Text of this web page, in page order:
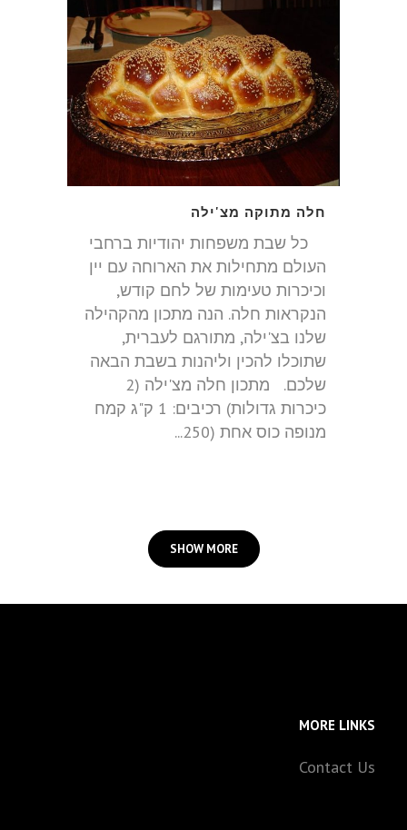
חלה מתוקה מצ'ילה
כל שבת משפחות יהודיות ברחבי
העולם מתחילות את הארוחה עם יין
וכיכרות טעימות של לחם קודש,
הנקראות חלה. הנה מתכון מהקהילה
שלנו בצ'ילה, מתורגם לעברית,
שתוכלו להכין וליהנות בשבת הבאה
שלכם. מתכון חלה מצ'ילה (2
כיכרות גדולות) רכיבים: 1 ק"ג קמח
מנופה כוס אחת (250...
SHOW MORE
MORE LINKS
Contact Us